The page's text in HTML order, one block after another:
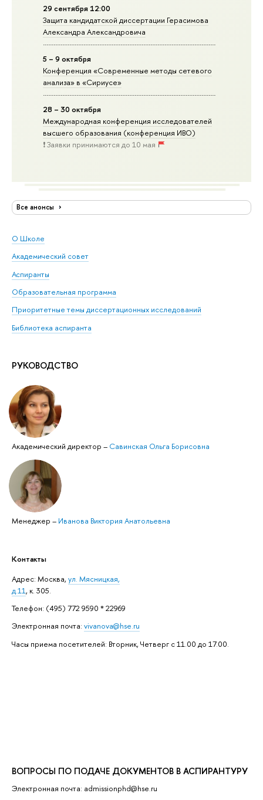
29 сентября 12:00
Защита кандидатской диссертации Герасимова
Александра Александровича
5 – 9 октября
Конференция «Современные методы сетевого
анализа» в «Сириусе»
28 – 30 октября
Международная конференция исследователей
высшего образования (конференция ИВО)
❗️ Заявки принимаются до 10 мая
Все анонсы
О Школе
Академический совет
Аспиранты
Образовательная программа
Приоритетные темы диссертационных исследований
Библиотека аспиранта
РУКОВОДСТВО
Академический директор – Савинская Ольга Борисовна
Менеджер – Иванова Виктория Анатольевна
Контакты
Адрес: ​Москва, ул. Мясницкая,
д.11 , к. 305.
Телефон: (495) 772 9590 * 22969
Электронная почта: vivanova@hse.ru
Часы приема посетителей: Вторник, Четверг с 11.00 до 17.00.
ВОПРОСЫ ПО ПОДАЧЕ ДОКУМЕНТОВ В АСПИРАНТУРУ
Электронная почта: admissionphd@hse.ru